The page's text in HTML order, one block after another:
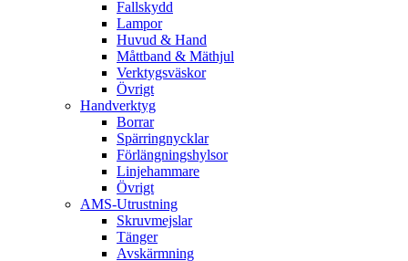
Fallskydd
Lampor
Huvud & Hand
Måttband & Mäthjul
Verktygsväskor
Övrigt
Handverktyg
Borrar
Spärringnycklar
Förlängningshylsor
Linjehammare
Övrigt
AMS-Utrustning
Skruvmejslar
Tänger
Avskärmning